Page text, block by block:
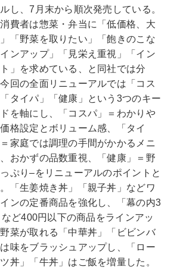
し、7月末から順次発売している。
費者は惣菜・弁当に「低価格、大
「野菜を取りたい」「飽きのこな
ンアップ」「見栄え重視」「イン
」を求めている、と同社では分
回の全面リニューアルでは「コス
タイパ」「健康」という3つのキー
を軸にし、「コスパ」＝わかりや
格設定とボリューム感、「タイ
家庭では調理の手間がかかるメニ
、おかずの品数重視、「健康」＝野
ぷり–をリニューアルのポイントと
「生姜焼き丼」「親子丼」などワ
ンの定番商品を強化し、「幕の内3
ど400円以下の商品をラインアッ
菜が取れる「中華丼」「ビビンバ
味をブラッシュアップし、「ロー
丼」「牛丼」はご飯を増量した。